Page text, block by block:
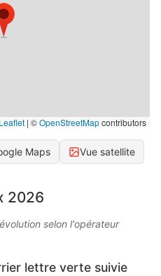
Leaflet | ©OpenStreetMapcontributors
Maps Vue satellite
2026
selon l'opérateur
lettre verte suivie